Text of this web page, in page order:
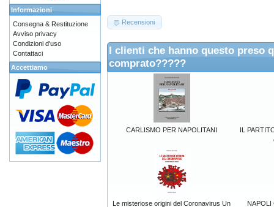
Recensioni
I clienti che hanno questo preso
comprato?????
CARLISMO PER NAPOLITANI
IL
Le misteriose origini del Coronavirus Un
NAPOLI
Informazioni
Consegna & Restituzione
Avviso privacy
Condizioni d'uso
Contattaci
Accettiamo